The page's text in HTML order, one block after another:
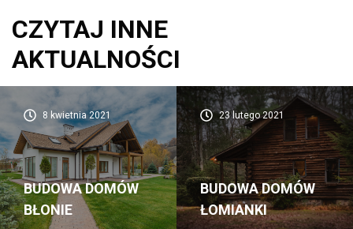
CZYTAJ INNE
AKTUALNOŚCI
8 kwietnia 2021
BUDOWA DOMÓW
BŁONIE
23 lutego 2021
BUDOWA DOMÓW
ŁOMIANKI